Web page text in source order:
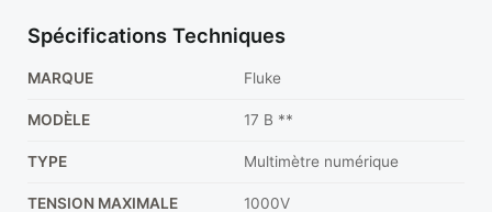
Spécifications Techniques
MARQUE Fluke
MODÈLE 17 B **
TYPE Multimètre numérique
TENSION MAXIMALE 1000V